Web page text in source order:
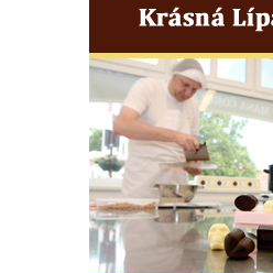
Socha vodníka v Plavu
Třebušíně
Pamětní deska Johanna
Fischera na domě čp. 5/16 na
května v Rumburku
Pamětní deska Johanna
severně od Tokáně
Obrázek svatého Huberta na